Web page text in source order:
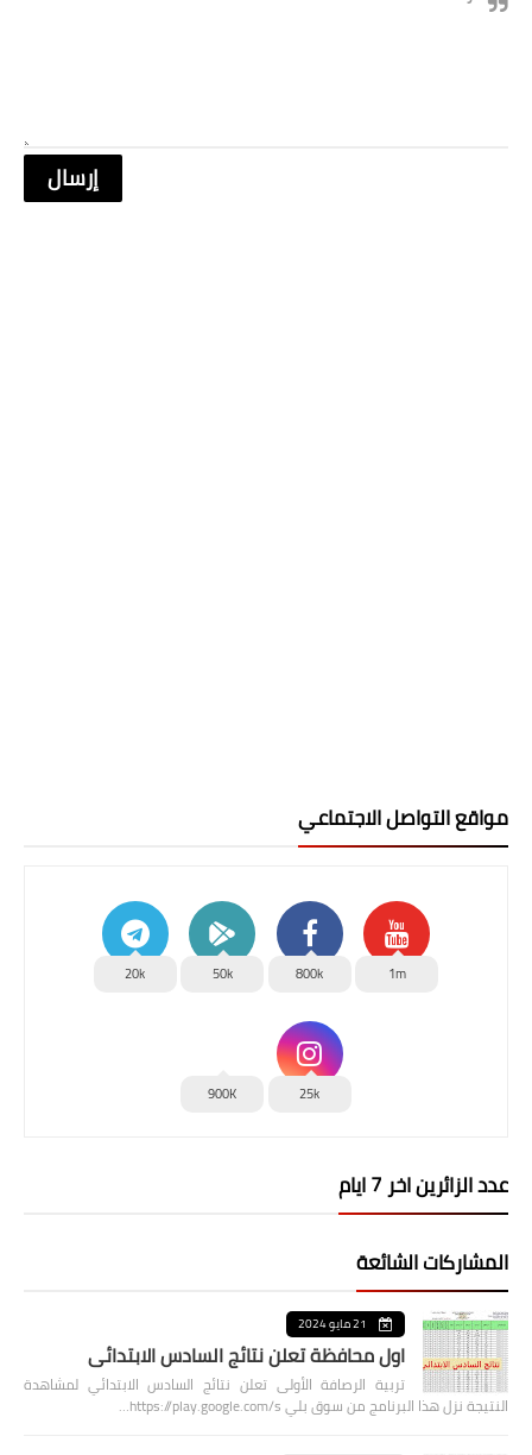
مواقع التواصل الاجتماعي
1m
800k
50k
20k
25k
900K
عدد الزائرين اخر 7 ايام
المشاركات الشائعة
21 مايو 2024
اول محافظة تعلن نتائج السادس الابتدائي
تربية الرصافة الأولى تعلن نتائج السادس الابتدائي لمشاهدة
النتيجة نزل هذا البرنامج من سوق بلي https://play.google.com/s…